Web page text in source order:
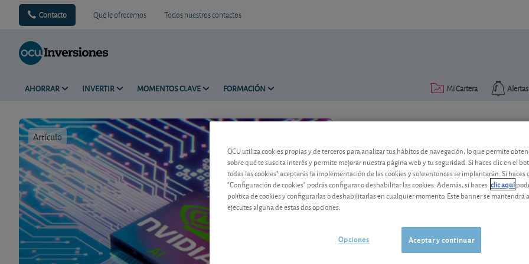
Contacto Qué le ofrecemos Todos nuestros contactos
AHORRAR INVERTIR MOMENTOS CLAVE FORMACIÓN Alertas
Mi Cartera
Artículo
Nvidia, la primera en
Hace unos días el indiscutible gigante
artificial se convirtió en la primera
OCU utiliza cookies propias y de terceros para analizar tus hábitos de navegación, lo que permite
sobre qué te suscita interés y permite mejorar nuestra página web y tu seguridad. Si haces clic en el
todas las cookies" aceptarás la implementación de las cookies y solo entonces se implantarán. Si haces
"Configuración de cookies" podrás configurar o deshabilitar las cookies. Además, si haces clic aquí
política de cookies y configurarlas o deshabilitarlas en cualquier momento. Este banner se mantendrá
ejecutes alguna de estas dos opciones.
Aceptar y continuar
Opciones